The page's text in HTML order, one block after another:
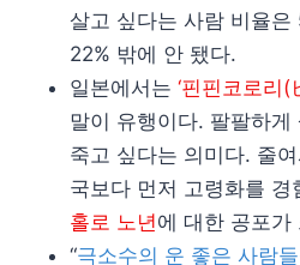
살고 싶다는 사람 비율
22% 밖에 안 됐다.
일본에서는 ‘핀핀코로리(
말이 유행이다. 팔팔하게
죽고 싶다는 의미다. 줄
국보다 먼저 고령화를 경
홀로 노년에 대한 공포가
“극소수의 운 좋은 사람